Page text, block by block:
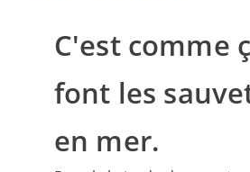
C'est comme
font les
en mer.